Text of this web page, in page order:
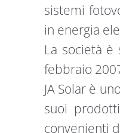
sistemi
in energia
La società
febbraio
JA Solar è
suoi
convenienti